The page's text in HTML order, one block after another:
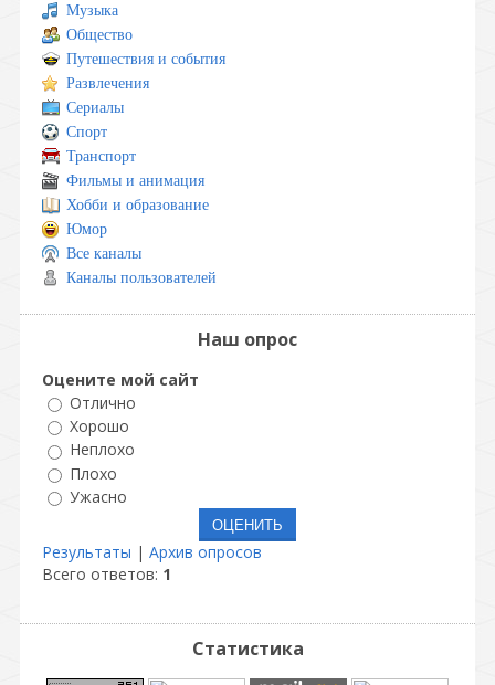
Музыка
Общество
Путешествия и события
Развлечения
Сериалы
Спорт
Транспорт
Фильмы и анимация
Хобби и образование
Юмор
Все каналы
Каналы пользователей
Наш опрос
Оцените мой сайт
Отлично
Хорошо
Неплохо
Плохо
Ужасно
Результаты | Архив опросов
Всего ответов: 1
Статистика